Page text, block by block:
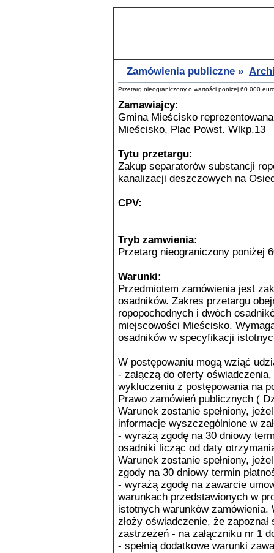
Zamówienia publiczne »
Przetarg nieograniczony o wartości poniżej 60.000
Zamawiajcy:
Gmina Mieścisko
Mieścisko, Plac Powst. Wlkp.13
Tytu przetargu:
Zakup separatorów substancji
kanalizacji deszczowych na
CPV:
Tryb zamwienia:
Przetarg nieograniczony poniżej
Warunki:
Przedmiotem zamówienia jest
osadników. Zakres przetargu
ropopochodnych i dwóch
miejscowości Mieścisko.
osadników w specyfikacji
W postępowaniu mogą wziąć
- załączą do oferty
wykluczeniu z postępowania na
Prawo zamówień publicznych (
Warunek zostanie spełniony,
informacje wyszczególnione w
- wyrażą zgodę na 30 dniowy
osadniki licząc od daty
Warunek zostanie spełniony,
zgody na 30 dniowy termin
- wyrażą zgodę na zawarcie
warunkach przedstawionych w
istotnych warunków zamówienia.
złoży oświadczenie, że
zastrzeżeń - na załączniku nr 1
- spełnią dodatkowe warunki